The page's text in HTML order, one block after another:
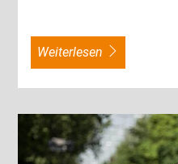
weiterlesen